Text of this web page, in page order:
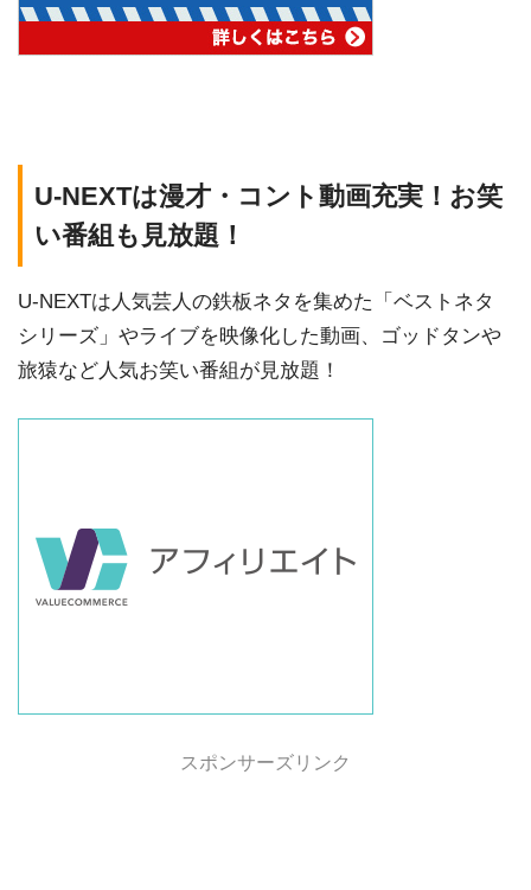
U-NEXTは漫才・コント動画充実！お笑
い番組も見放題！
U-NEXTは人気芸人の鉄板ネタを集めた「ベストネタ
シリーズ」やライブを映像化した動画、ゴッドタンや
旅猿など人気お笑い番組が見放題！
スポンサーズリンク